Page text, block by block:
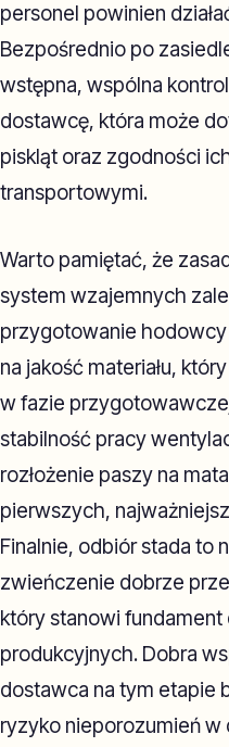
personel powinien
Bezpośrednio po
wstępna, wspólna
dostawcę, która może
piskląt oraz zgodności
transportowymi.
Warto pamiętać, że
system wzajemnych
przygotowanie hodowcy
na jakość materiału,
w fazie
stabilność pracy
rozłożenie paszy na
pierwszych,
Finalnie, odbiór stada to
zwieńczenie dobrze
który stanowi
produkcyjnych. Dobra
dostawca na tym etapie
ryzyko nieporozumień